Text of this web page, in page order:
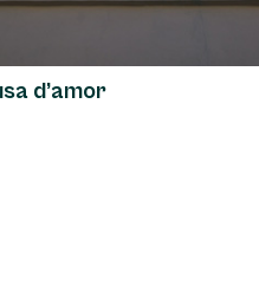
d’amor